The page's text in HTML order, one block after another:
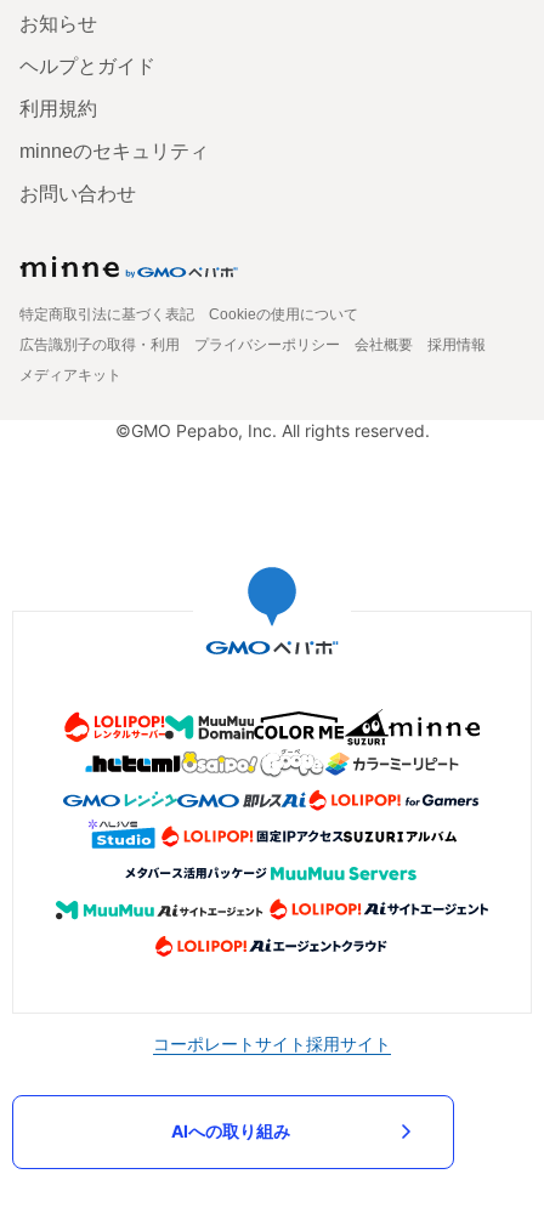
お知らせ
ヘルプとガイド
利用規約
minneのセキュリティ
お問い合わせ
特定商取引法に基づく表記
Cookieの使用について
広告識別子の取得・利用
プライバシーポリシー 会社概要
採用情報
メディアキット
©GMO Pepabo, Inc. All rights reserved.
コーポレートサイト採用サイト
AIへの取り組み